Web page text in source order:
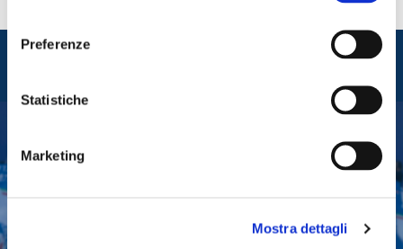
Preferenze
Statistiche
Marketing
Mostra dettagli
Entra nel mondo di